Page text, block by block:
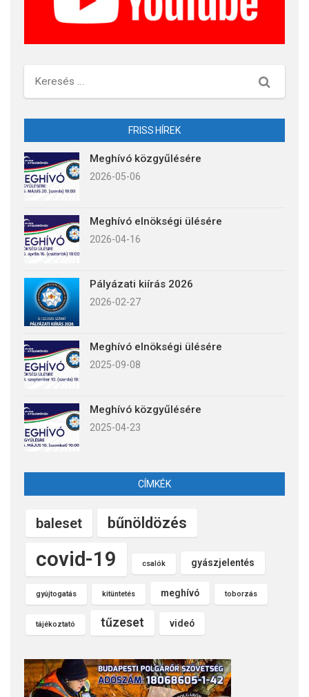
Keresés
FRISS HÍREK
Meghívó közgyűlésére
2026-05-06
Meghívó elnökségi ülésére
2026-04-16
Pályázati kiírás 2026
2026-02-27
Meghívó elnökségi ülésére
2025-09-08
Meghívó közgyűlésére
2025-04-23
CÍMKÉK
baleset bűnöldözés
covid-19 csalók gyászjelentés
gyújtogatás kitüntetés meghívó toborzás
tájékoztató tűzeset videó